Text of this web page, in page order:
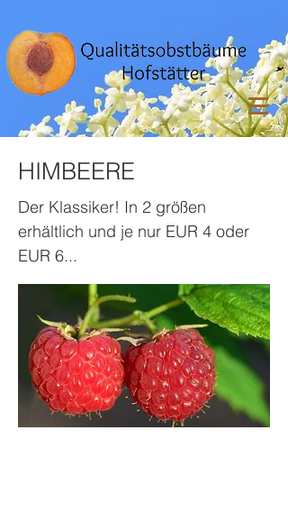
HIMBEERE
Der Klassiker! In 2 größen
erhältlich und je nur EUR 4 oder
EUR 6...